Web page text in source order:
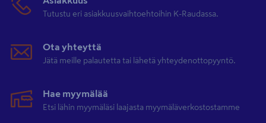
Tutustu eri asiakkuusvaihtoehtoihin K-Raudassa.
Ota yhteyttä
Jätä meille palautetta tai lähetä yhteydenottopyyntö.
Hae myymälää
Etsi lähin myymäläsi laajasta myymäläverkostostamme